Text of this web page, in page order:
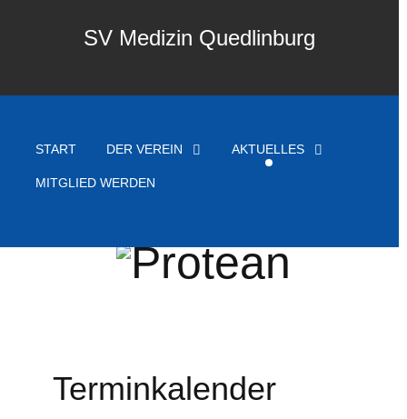
SV Medizin Quedlinburg
START DER VEREIN AKTUELLES
MITGLIED WERDEN
Terminkalender